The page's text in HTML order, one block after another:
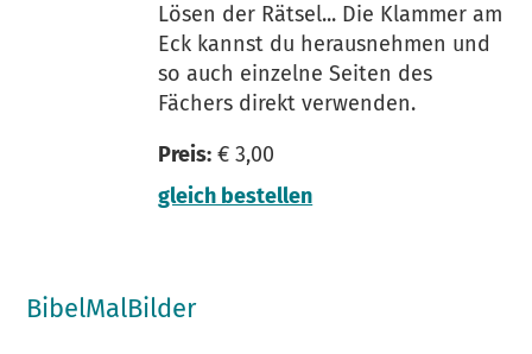
Lösen der Rätsel... Die Klammer am
Eck kannst du herausnehmen und
so auch einzelne Seiten des
Fächers direkt verwenden.
Preis: € 3,00
gleich bestellen
BibelMalBilder